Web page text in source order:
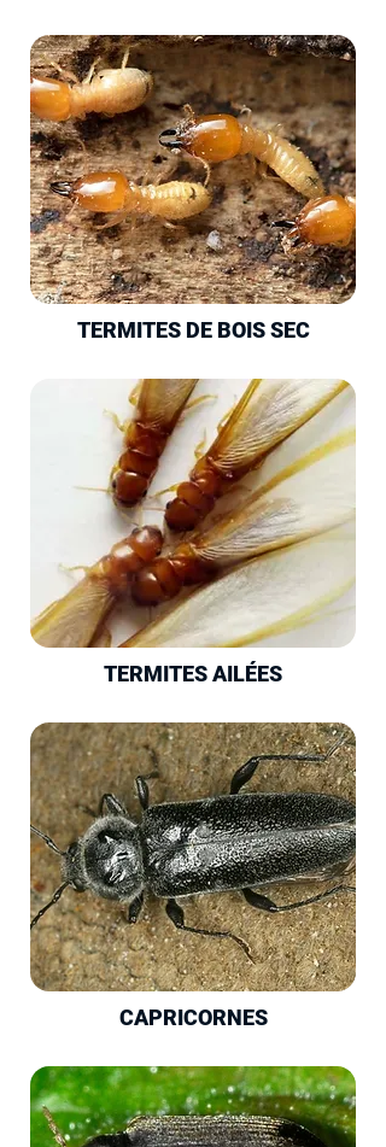
TERMITES DE BOIS SEC
TERMITES AILÉES
CAPRICORNES